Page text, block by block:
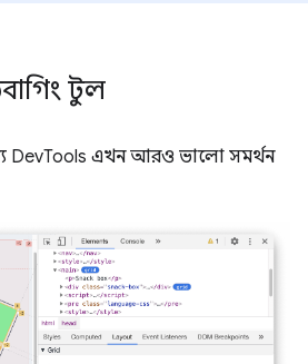
টুল
জন্য DevTools এখন আরও ভালো সমর্থন